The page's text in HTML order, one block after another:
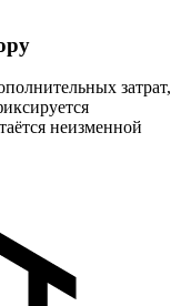
затрат,
неизменной